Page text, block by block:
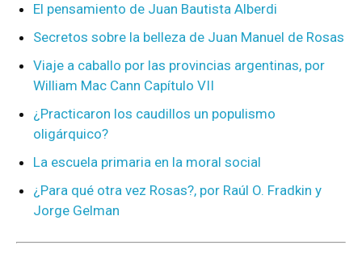
El pensamiento de Juan Bautista Alberdi
Secretos sobre la belleza de Juan Manuel de Rosas
Viaje a caballo por las provincias argentinas, por
William Mac Cann Capítulo VII
¿Practicaron los caudillos un populismo
oligárquico?
La escuela primaria en la moral social
¿Para qué otra vez Rosas?, por Raúl O. Fradkin y
Jorge Gelman